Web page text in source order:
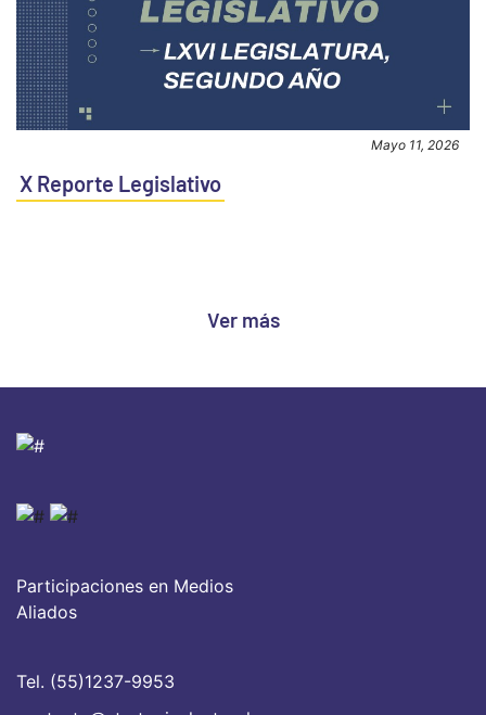
Mayo 11, 2026
X Reporte Legislativo
Ver más
Participaciones en Medios
Aliados
Tel. (55)1237-9953